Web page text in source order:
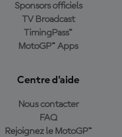
Sponsors officiels
TV Broadcast
TimingPass™
MotoGP™ Apps
Centre d'aide
Nous contacter
FAQ
Rejoignez le MotoGP™